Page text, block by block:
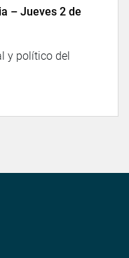
– Jueves 2 de
y político del